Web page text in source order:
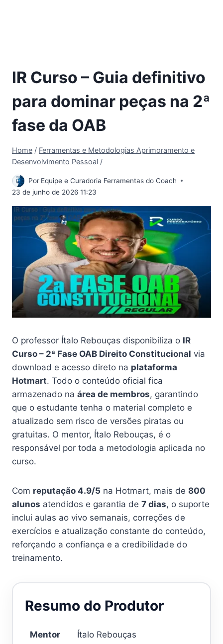
IR Curso – Guia definitivo
para dominar peças na 2ª
fase da OAB
Home / Ferramentas e Metodologias Aprimoramento e
Desenvolvimento Pessoal /
Por Equipe e Curadoria Ferramentas do Coach
23 de junho de 2026 11:23
O professor Ítalo Rebouças disponibiliza o IR
Curso – 2ª Fase OAB Direito Constitucional via
download e acesso direto na plataforma
Hotmart. Todo o conteúdo oficial fica
armazenado na área de membros, garantindo
que o estudante tenha o material completo e
atualizado sem risco de versões piratas ou
gratuitas. O mentor, Ítalo Rebouças, é o
responsável por toda a metodologia aplicada no
curso.
Com reputação 4.9/5 na Hotmart, mais de 800
alunos atendidos e garantia de 7 dias, o suporte
inclui aulas ao vivo semanais, correções de
exercícios e atualização constante do conteúdo,
reforçando a confiança e a credibilidade do
treinamento.
Resumo do Produtor
Mentor Ítalo Rebouças